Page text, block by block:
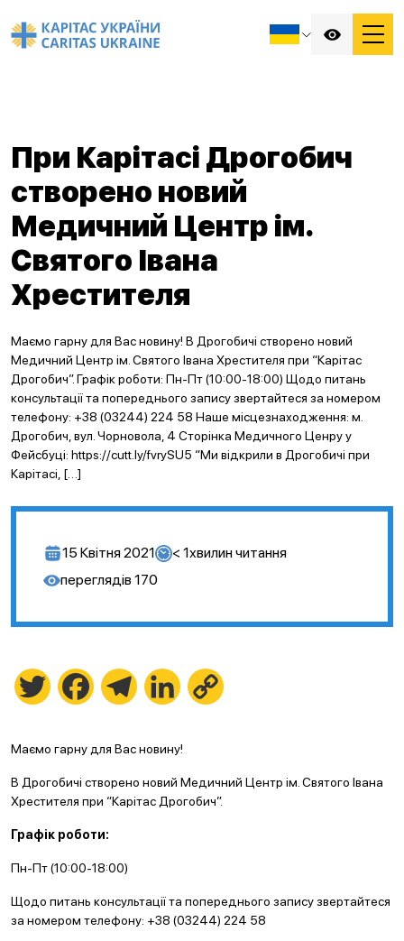
При Карітасі Дрогобич
створено новий
Медичний Центр ім.
Святого Івана
Хрестителя
Маємо гарну для Вас новину! В Дрогобичі створено новий
Медичний Центр ім. Святого Івана Хрестителя при “Карітас
Дрогобич”. Графік роботи: Пн-Пт (10:00-18:00) Щодо питань
консультації та попереднього запису звертайтеся за номером
телефону: +38 (03244) 224 58 Наше місцезнаходження: м.
Дрогобич, вул. Чорновола, 4 Сторінка Медичного Ценру у
Фейсбуці: https://cutt.ly/fvrySU5 “Ми відкрили в Дрогобичі при
Карітасі, […]
15 Квітня 2021 < 1хвилин читання
переглядів 170
Twitter FacebookTelegramLinkedIn
Маємо гарну для Вас новину!
В Дрогобичі створено новий Медичний Центр ім. Святого Івана
Хрестителя при “Карітас Дрогобич”.
Графік роботи:
Пн-Пт (10:00-18:00)
Щодо питань консультації та попереднього запису звертайтеся
за номером телефону: +38 (03244) 224 58